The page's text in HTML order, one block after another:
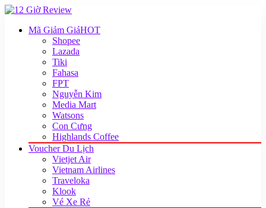
Mã Giảm GiáHOT
Shopee
Lazada
Tiki
Fahasa
FPT
Nguyễn Kim
Media Mart
Watsons
Con Cưng
Highlands Coffee
Voucher Du Lịch
Vietjet Air
Vietnam Airlines
Traveloka
Klook
Vé Xe Rẻ